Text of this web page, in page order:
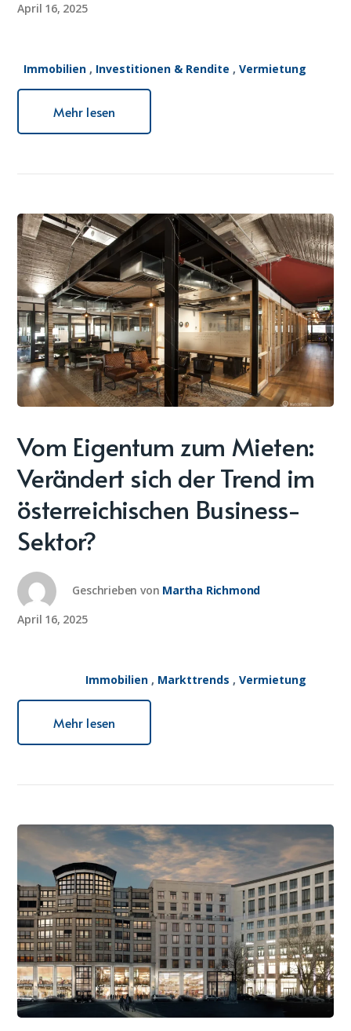
April 16, 2025
Immobilien, Investitionen & Rendite , Vermietung
Mehr lesen
Vom Eigentum zum Mieten:
Verändert sich der Trend im
österreichischen Business-
Sektor?
Geschrieben von Martha Richmond
April 16, 2025
Immobilien, Markttrends , Vermietung
Mehr lesen